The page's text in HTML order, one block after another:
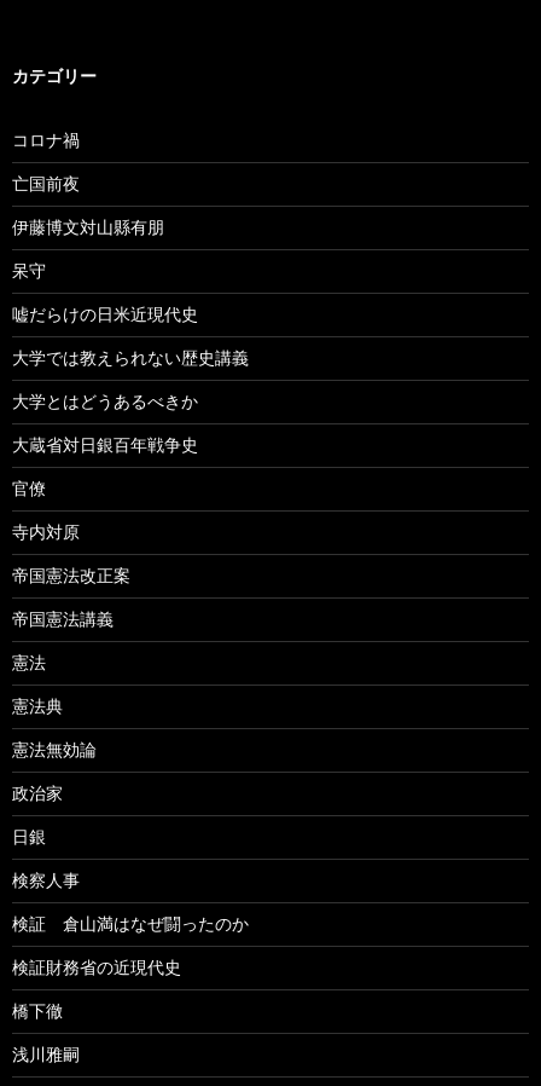
カテゴリー
コロナ禍
亡国前夜
伊藤博文対山縣有朋
呆守
嘘だらけの日米近現代史
大学では教えられない歴史講義
大学とはどうあるべきか
大蔵省対日銀百年戦争史
官僚
寺内対原
帝国憲法改正案
帝国憲法講義
憲法
憲法典
憲法無効論
政治家
日銀
検察人事
検証 倉山満はなぜ闘ったのか
検証財務省の近現代史
橋下徹
浅川雅嗣